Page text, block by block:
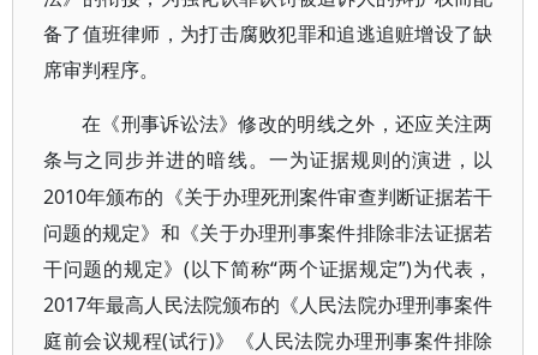
备了值班律师，为打击腐败犯罪和追逃追赃增设了缺
席审判程序。
在《刑事诉讼法》修改的明线之外，还应关注两
条与之同步并进的暗线。一为证据规则的演进，以
2010年颁布的《关于办理死刑案件审查判断证据若干
问题的规定》和《关于办理刑事案件排除非法证据若
干问题的规定》(以下简称“两个证据规定”)为代表，
2017年最高人民法院颁布的《人民法院办理刑事案件
庭前会议规程(试行)》《人民法院办理刑事案件排除